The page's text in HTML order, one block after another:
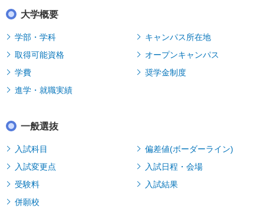
大学概要
学部・学科
キャンパス所在地
取得可能資格
オープンキャンパス
学費
奨学金制度
進学・就職実績
一般選抜
入試科目
偏差値(ボーダーライン)
入試変更点
入試日程・会場
受験料
入試結果
併願校